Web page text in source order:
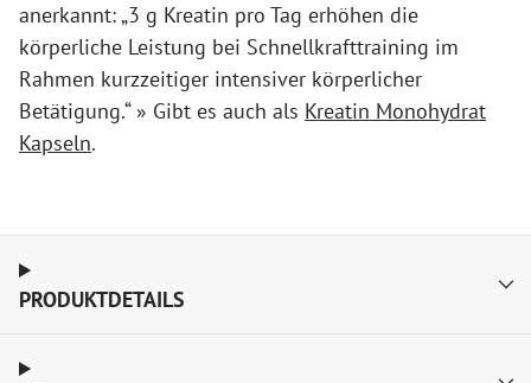
anerkannt: „3 g Kreatin pro Tag erhöhen die
körperliche Leistung bei Schnellkrafttraining im
Rahmen kurzzeitiger intensiver körperlicher
Betätigung.“ » Gibt es auch als Kreatin Monohydrat
Kapseln.
PRODUKTDETAILS